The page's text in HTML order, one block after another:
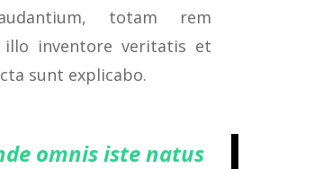
totam rem
illo inventore veritatis et
sunt explicabo.
omnis iste natus